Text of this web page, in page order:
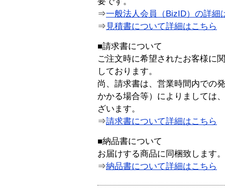
⇒一般法人会員（BizID）の詳細
⇒ 見積書について詳細はこちら
■請求書について
ご注文時に希望されたお客様に
しております。
尚、請求書は、営業時間内での
かかる場合等）によりましては
ざいます。
⇒請求書について詳細はこちら
■納品書について
お届けする商品に同梱致します。
⇒納品書について詳細はこちら